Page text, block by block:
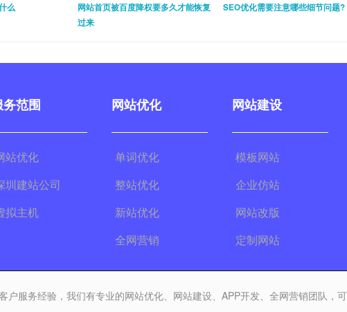
么
网站首页被百度降权要多久才能恢复
过来
SEO优化需要注意哪些细节问题?
务范围
站优化
圳建站公司
拟主机
网站优化
单词优化
整站优化
新站优化
全网营销
网站建设
模板网站
企业仿站
网站改版
定制网站
户服务经验，我们有专业的网站优化、网站建设、APP开发、全网营销团队，